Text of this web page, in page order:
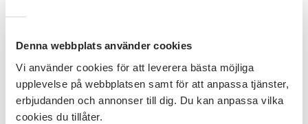
Denna webbplats använder cookies
Vi använder cookies för att leverera bästa möjliga
upplevelse på webbplatsen samt för att anpassa tjänster,
erbjudanden och annonser till dig. Du kan anpassa vilka
cookies du tillåter.
program, och hur du hittar spännande innehåll från
Vi träffas fem onsdagar och höstens grupper startar
12.8! (De följande två grupperna startar16.9.) Kl.9–
12Kl.13–16Ta med din egen telefon, dator eller